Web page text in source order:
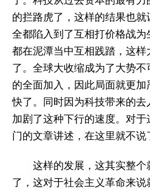
的拦路虎了，这样的结果也
全都陷入到了互相打价格战
都在泥潭当中互相践踏，这样
了。全球大收缩成为了大势
的全面加入，因此局面就更
快了。同时因为科技带来的
加剧了这种下行的速度。对
门的文章讲述，在这里就不说
这样的发展，这其实整
了，这对于社会主义革命来说